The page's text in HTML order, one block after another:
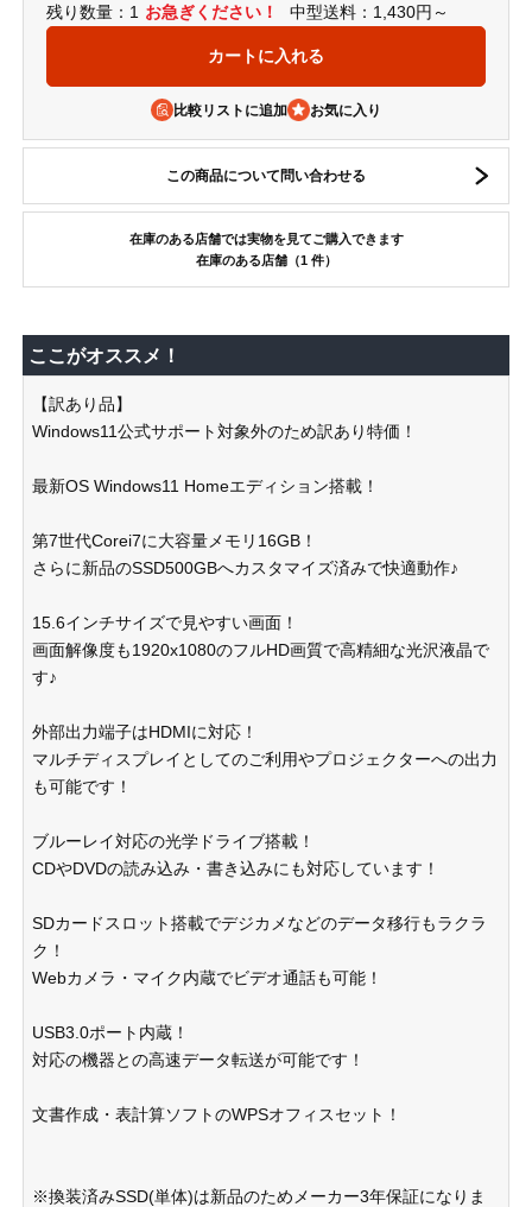
残り数量：1 お急ぎください！ 中型送料：1,430円～
比較リストに追加
この商品について問い合わせる
在庫のある店舗では実物を見てご購入できます
在庫のある店舗（1 件）
ここがオススメ！
【訳あり品】
Windows11公式サポート対象外のため訳あり特価！
最新OS Windows11 Homeエディション搭載！
第7世代Corei7に大容量メモリ16GB！
さらに新品のSSD500GBへカスタマイズ済みで快適動作♪
15.6インチサイズで見やすい画面！
画面解像度も1920x1080のフルHD画質で高精細な光沢液晶で
す♪
外部出力端子はHDMIに対応！
マルチディスプレイとしてのご利用やプロジェクターへの出力
も可能です！
ブルーレイ対応の光学ドライブ搭載！
CDやDVDの読み込み・書き込みにも対応しています！
SDカードスロット搭載でデジカメなどのデータ移行もラクラ
ク！
Webカメラ・マイク内蔵でビデオ通話も可能！
USB3.0ポート内蔵！
対応の機器との高速データ転送が可能です！
文書作成・表計算ソフトのWPSオフィスセット！
※換装済みSSD(単体)は新品のためメーカー3年保証になりま